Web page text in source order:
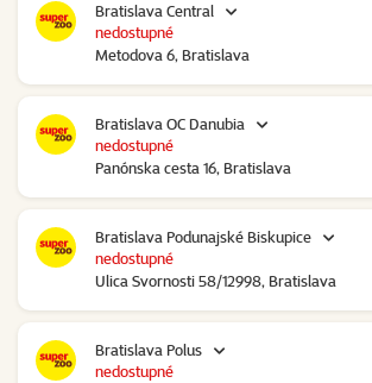
Bratislava Central
Metodova 6, Bratislava
nedostupné
Bratislava OC Danubia
Panónska cesta 16, Bratislava
nedostupné
Bratislava Podunajské Biskupice
Ulica Svornosti 58/12998, Bratislava
nedostupné
Bratislava Polus
nedostupné